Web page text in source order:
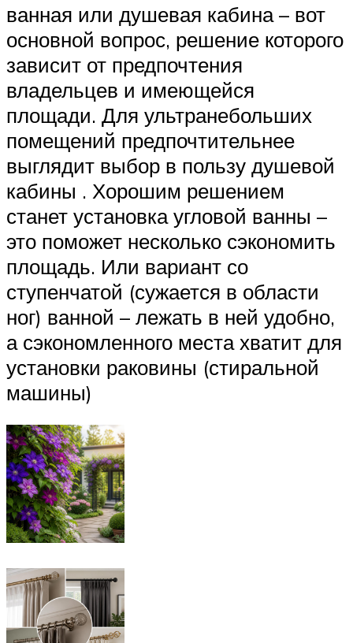
ванная или душевая кабина – вот
основной вопрос, решение которого
зависит от предпочтения
владельцев и имеющейся
площади. Для ультранебольших
помещений предпочтительнее
выглядит выбор в пользу душевой
кабины . Хорошим решением
станет установка угловой ванны –
это поможет несколько сэкономить
площадь. Или вариант со
ступенчатой (сужается в области
ног) ванной – лежать в ней удобно,
а сэкономленного места хватит для
установки раковины (стиральной
машины)